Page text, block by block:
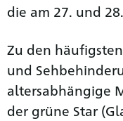
die am 27. und
Zu den
und
altersabhängige
der grüne Star